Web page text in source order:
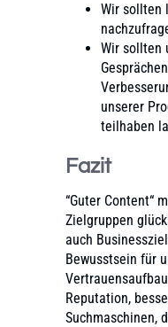
Wir sollten
Wir sollten
unserer
teilhaben
Fazit
“Guter Content“
Zielgruppen
auch
Bewusstsein für
Reputation,
Suchmaschinen,